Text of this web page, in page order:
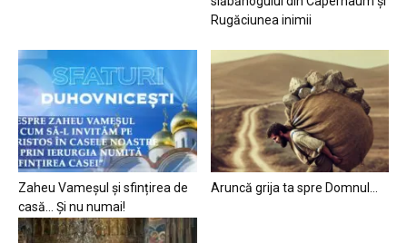
Rugăciunea inimii
Zaheu Vameșul și sfințirea de
casă… Și nu numai!
Aruncă grija ta spre Domnul…